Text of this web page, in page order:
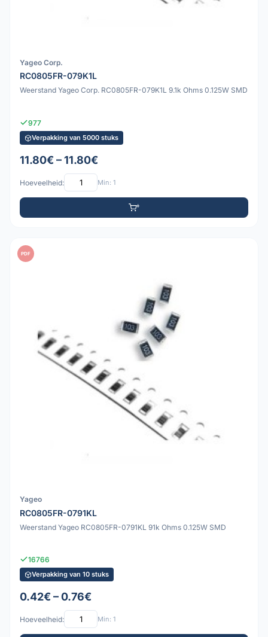
Yageo Corp.
RC0805FR-079K1L
Weerstand Yageo Corp. RC0805FR-079K1L 9.1k Ohms 0.125W SMD
977
Verpakking van 5000 stuks
11.80€ – 11.80€
Hoeveelheid: Min: 1
PDF
Yageo
RC0805FR-0791KL
Weerstand Yageo RC0805FR-0791KL 91k Ohms 0.125W SMD
16766
Verpakking van 10 stuks
0.42€ – 0.76€
Hoeveelheid: Min: 1